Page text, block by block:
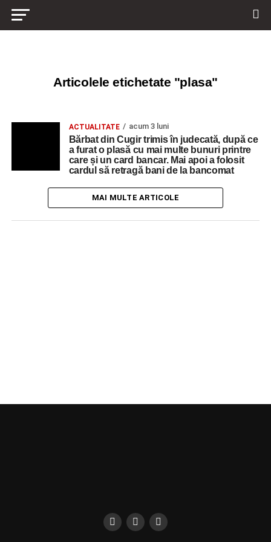
Articolele etichetate "plasa"
ACTUALITATE acum 3 luni
Bărbat din Cugir trimis în judecată, după ce
a furat o plasă cu mai multe bunuri printre
care și un card bancar. Mai apoi a folosit
cardul să retragă bani de la bancomat
MAI MULTE ARTICOLE